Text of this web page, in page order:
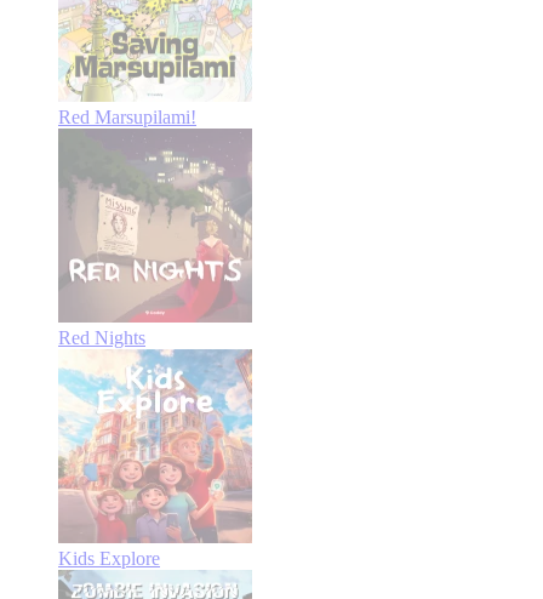
Red Marsupilami!
Red Nights
Kids Explore